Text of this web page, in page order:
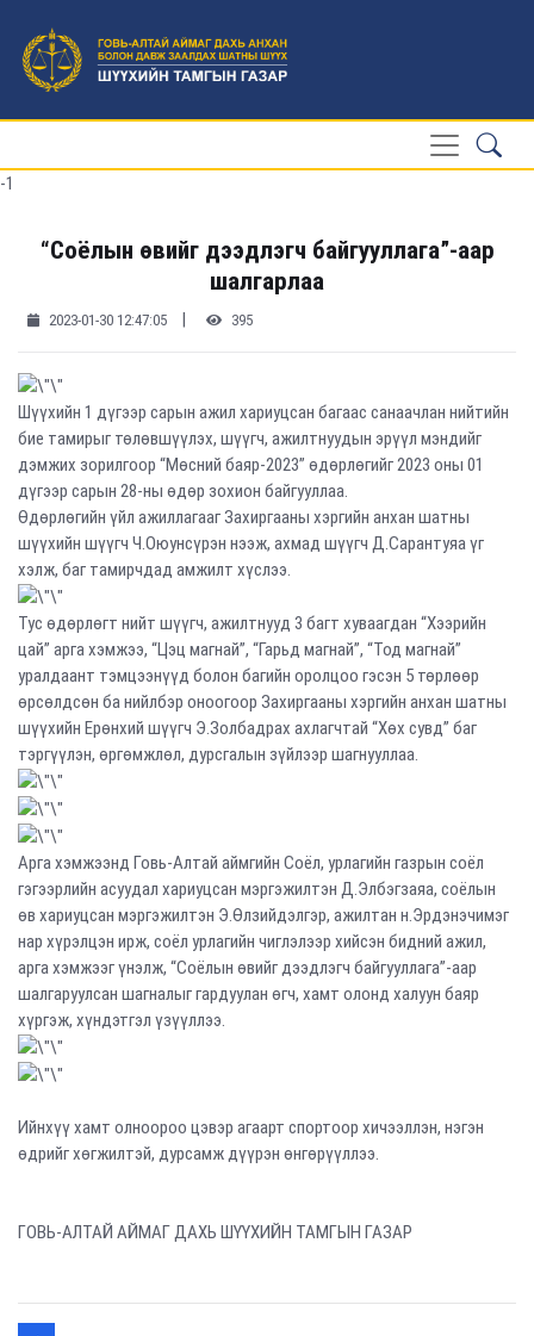
-1
“Соёлын өвийг дээдлэгч байгууллага”-аар
шалгарлаа
2023-01-30 12:47:05 | 395
Шүүхийн 1 дүгээр сарын ажил хариуцсан багаас санаачлан нийтийн
бие тамирыг төлөвшүүлэх, шүүгч, ажилтнуудын эрүүл мэндийг
дэмжих зорилгоор “Мөсний баяр-2023” өдөрлөгийг 2023 оны 01
дүгээр сарын 28-ны өдөр зохион байгууллаа.
Өдөрлөгийн үйл ажиллагааг Захиргааны хэргийн анхан шатны
шүүхийн шүүгч Ч.Оюунсүрэн нээж, ахмад шүүгч Д.Сарантуяа үг
хэлж, баг тамирчдад амжилт хүслээ.
Тус өдөрлөгт нийт шүүгч, ажилтнууд 3 багт хуваагдан “Хээрийн
цай” арга хэмжээ, “Цэц магнай”, “Гарьд магнай”, “Тод магнай”
уралдаант тэмцээнүүд болон багийн оролцоо гэсэн 5 төрлөөр
өрсөлдсөн ба нийлбэр оноогоор Захиргааны хэргийн анхан шатны
шүүхийн Ерөнхий шүүгч Э.Золбадрах ахлагчтай “Хөх сувд” баг
тэргүүлэн, өргөмжлөл, дурсгалын зүйлээр шагнууллаа.
Арга хэмжээнд Говь-Алтай аймгийн Соёл, урлагийн газрын соёл
гэгээрлийн асуудал хариуцсан мэргэжилтэн Д.Элбэгзаяа, соёлын
өв хариуцсан мэргэжилтэн Э.Өлзийдэлгэр, ажилтан н.Эрдэнэчимэг
нар хүрэлцэн ирж, соёл урлагийн чиглэлээр хийсэн бидний ажил,
арга хэмжээг үнэлж, “Соёлын өвийг дээдлэгч байгууллага”-аар
шалгаруулсан шагналыг гардуулан өгч, хамт олонд халуун баяр
хүргэж, хүндэтгэл үзүүллээ.
Ийнхүү хамт олноороо цэвэр агаарт спортоор хичээллэн, нэгэн
өдрийг хөгжилтэй, дурсамж дүүрэн өнгөрүүллээ.
ГОВЬ-АЛТАЙ АЙМАГ ДАХЬ ШҮҮХИЙН ТАМГЫН ГАЗАР